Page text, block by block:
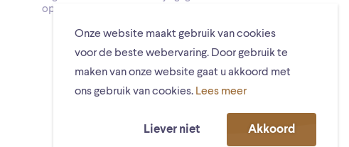
Onze website maakt gebruik van cookies
voor de beste webervaring. Door gebruik te
maken van onze website gaat u akkoord met
ons gebruik van cookies. Lees meer
Liever niet Akkoord
opgeslagen